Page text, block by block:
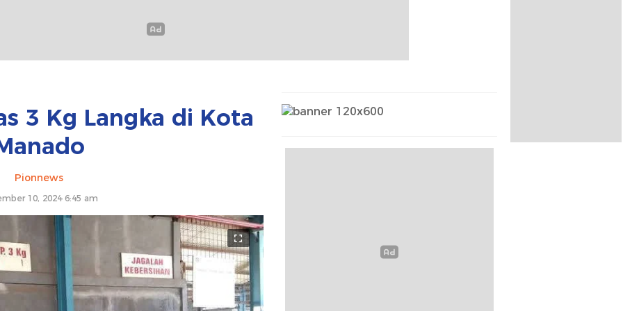
3 Kg Langka di Kota
Pionnews
10, 2024 6:45 am